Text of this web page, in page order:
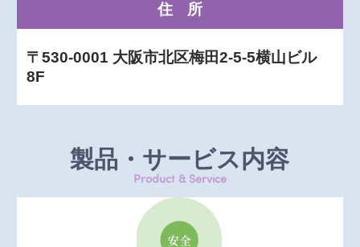
住所
〒530-0001 大阪市北区梅田2-5-5横山ビル
8F
製品・サービス内容
Product & Service